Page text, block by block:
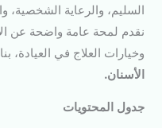
السليم، والرعاية الشخصية،
نقدم لمحة عامة واضحة عن
وخيارات العلاج في العيادة،
الأسنان.
جدول المحتويات